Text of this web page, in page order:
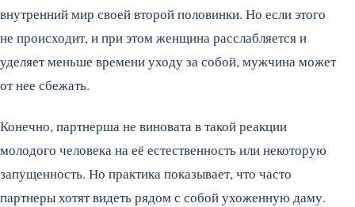
внутренний мир своей второй половинки. Но если этого
не происходит, и при этом женщина расслабляется и
уделяет меньше времени уходу за собой, мужчина может
от нее сбежать.
Конечно, партнерша не виновата в такой реакции
молодого человека на её естественность или некоторую
запущенность. Но практика показывает, что часто
партнеры хотят видеть рядом с собой ухоженную даму.